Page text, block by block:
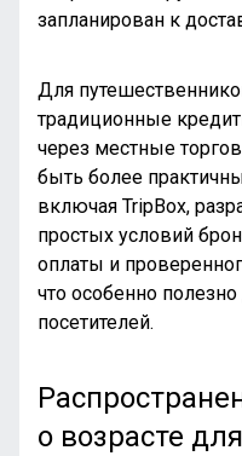
запланирован к
Для
традиционные
через местные
быть более
включая TripBox,
простых условий
оплаты и
что особенно
посетителей.
о возрасте